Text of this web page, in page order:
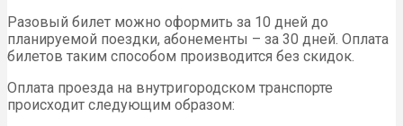
Разовый билет можно оформить за 10 дней до
планируемой поездки, абонементы – за 30 дней. Оплата
билетов таким способом производится без скидок.
Оплата проезда на внутригородском транспорте
происходит следующим образом: